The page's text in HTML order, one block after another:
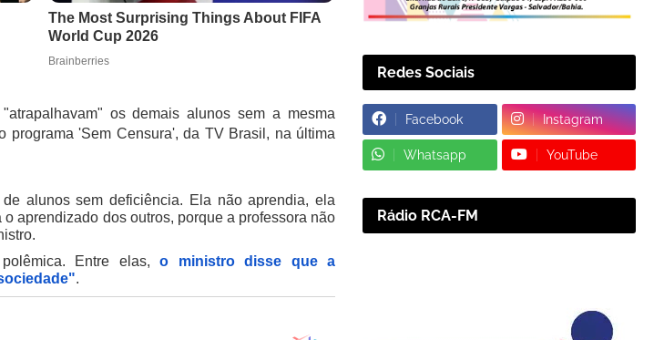
os demais alunos sem a mesma
'Sem Censura', da TV Brasil, na última
alunos sem deficiência. Ela não aprendia, ela
aprendizado dos outros, porque a professora não
polêmica. Entre elas,o ministro disse que a
.
Redes Sociais
Facebook Instagram
Whatsapp YouTube
Rádio RCA-FM